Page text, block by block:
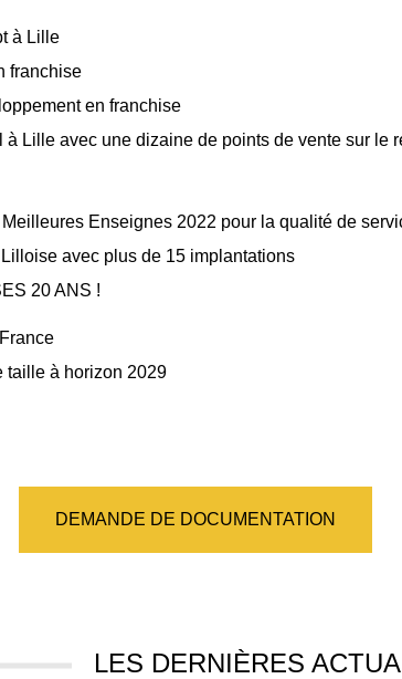
à Lille
franchise
en franchise
à Lille avec une dizaine de points de vente sur le
Enseignes 2022 pour la qualité de
avec plus de 15 implantations
20 ANS !
taille à horizon 2029
DEMANDE DE DOCUMENTATION
LES DERNIÈRES